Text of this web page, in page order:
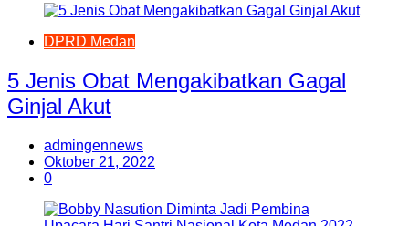
DPRD Medan
5 Jenis Obat Mengakibatkan Gagal
Ginjal Akut
admingennews
Oktober 21, 2022
0